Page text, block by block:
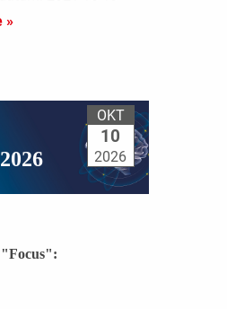
»
OKT
10
2026